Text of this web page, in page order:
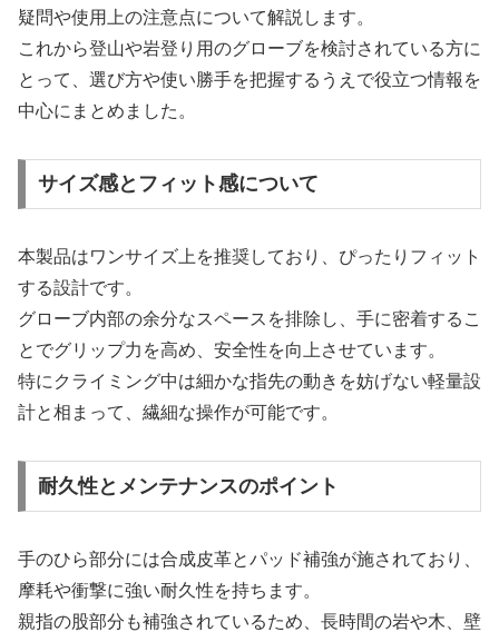
疑問や使用上の注意点について解説します。
これから登山や岩登り用のグローブを検討されている方に
とって、選び方や使い勝手を把握するうえで役立つ情報を
中心にまとめました。
サイズ感とフィット感について
本製品はワンサイズ上を推奨しており、ぴったりフィット
する設計です。
グローブ内部の余分なスペースを排除し、手に密着するこ
とでグリップ力を高め、安全性を向上させています。
特にクライミング中は細かな指先の動きを妨げない軽量設
計と相まって、繊細な操作が可能です。
耐久性とメンテナンスのポイント
手のひら部分には合成皮革とパッド補強が施されており、
摩耗や衝撃に強い耐久性を持ちます。
親指の股部分も補強されているため、長時間の岩や木、壁